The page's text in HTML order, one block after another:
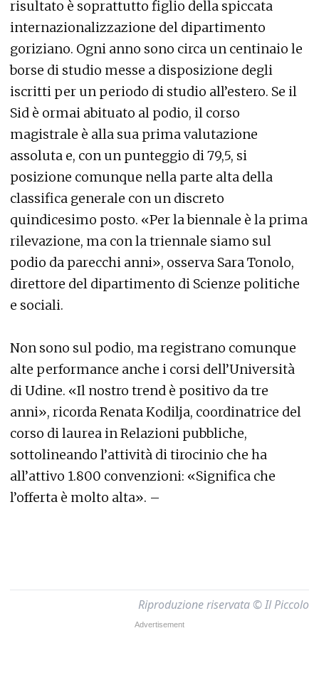
risultato è soprattutto figlio della spiccata
internazionalizzazione del dipartimento
goriziano. Ogni anno sono circa un centinaio le
borse di studio messe a disposizione degli
iscritti per un periodo di studio all’estero. Se il
Sid è ormai abituato al podio, il corso
magistrale è alla sua prima valutazione
assoluta e, con un punteggio di 79,5, si
posizione comunque nella parte alta della
classifica generale con un discreto
quindicesimo posto. «Per la biennale è la prima
rilevazione, ma con la triennale siamo sul
podio da parecchi anni», osserva Sara Tonolo,
direttore del dipartimento di Scienze politiche
e sociali.
Non sono sul podio, ma registrano comunque
alte performance anche i corsi dell’Università
di Udine. «Il nostro trend è positivo da tre
anni», ricorda Renata Kodilja, coordinatrice del
corso di laurea in Relazioni pubbliche,
sottolineando l’attività di tirocinio che ha
all’attivo 1.800 convenzioni: «Significa che
l’offerta è molto alta». –
Riproduzione riservata © Il Piccolo